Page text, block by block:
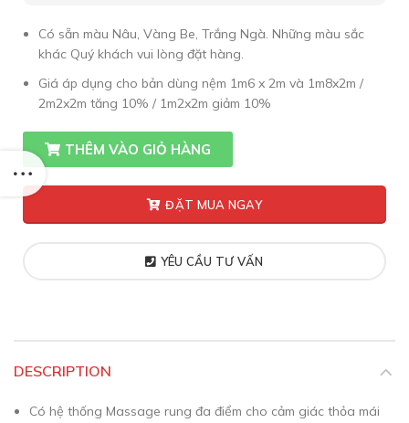
Có sẵn màu Nâu, Vàng Be, Trắng Ngà. Những màu sắc
khác Quý khách vui lòng đặt hàng.
Giá áp dụng cho bản dùng nệm 1m6 x 2m và 1m8x2m /
2m2x2m tăng 10% / 1m2x2m giảm 10%
THÊM VÀO GIỎ HÀNG
ĐẶT MUA NGAY
YÊU CẦU TƯ VẤN
DESCRIPTION
Có hệ thống Massage rung đa điểm cho cảm giác thỏa mái